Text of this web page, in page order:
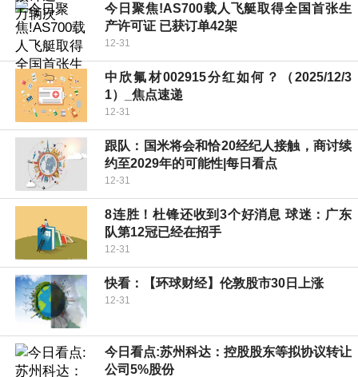
今日聚焦!AS700载人飞艇取得全国首张生
产许可证 已获订单42架
12-31
中欣氟材002915分红如何？（2025/12/3
1）_焦点速递
12-31
跟队：国米将会和恰20经纪人接触，商讨续
约至2029年的可能性|每日看点
12-31
8连胜！杜锋还收到3个好消息 球迷：广东
队第12冠已经在招手
12-31
快看：【环球财经】伦敦股市30日上涨
12-31
今日看点:苏州科达：控股股东等拟协议转让
公司5%股份